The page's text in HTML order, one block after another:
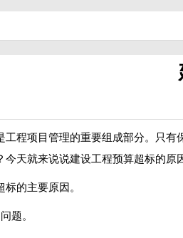
工程项目管理的重要组成部分。只
天就来说说建设工程预算超标的原
的主要原因。
题。